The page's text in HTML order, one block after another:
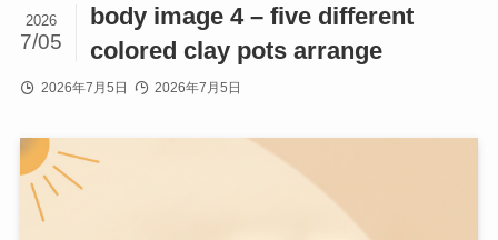
body image 4 – five different
colored clay pots arrange
2026
7/05
2026年7月5日 2026年7月5日